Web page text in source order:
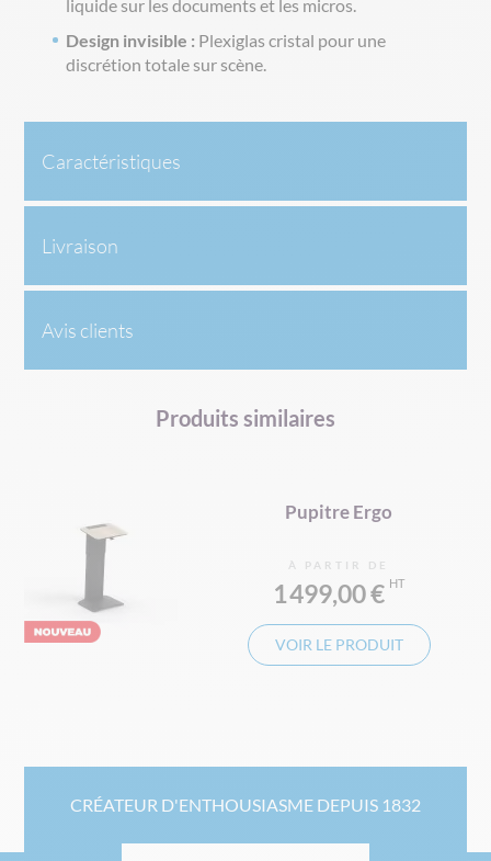
liquide sur les documents et les micros.
Design invisible : Plexiglas cristal pour une
discrétion totale sur scène.
Caractéristiques
Livraison
Avis clients
Produits similaires
Pupitre Ergo
À PARTIR DE
1 499,00 €
VOIR LE PRODUIT
CRÉATEUR D'ENTHOUSIASME DEPUIS 1832